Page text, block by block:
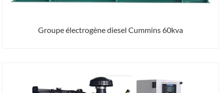
Groupe électrogène diesel Cummins 60kva